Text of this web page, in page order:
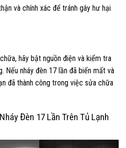
và chính xác để tránh gây hư hại
hãy bật nguồn điện và kiểm tra
Nếu nháy đèn 17 lần đã biến mất và
đã thành công trong việc sửa chữa
Đèn 17 Lần Trên Tủ Lạnh